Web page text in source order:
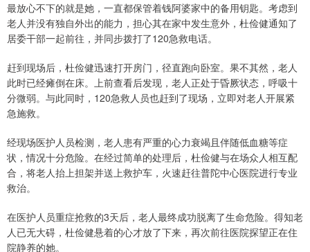
最放心不下的就是她，一直都保管着钱阿婆家中的备用钥匙。考虑到
老人并没有独自外出的能力，担心其在家中发生意外，杜俭健通知了
居委干部一起前往，并同步拨打了120急救电话。
赶到现场后，杜俭健迅速打开房门，径直跑向卧室。果不其然，老人
此时已经瘫倒在床。上前查看后发现，老人正处于昏厥状态，呼吸十
分微弱。与此同时，120急救人员也赶到了现场，立即对老人开展紧
急施救。
经现场医护人员检测，老人患有严重的心力衰竭且伴随低血糖等症
状，情况十分危险。在经过简单的处理后，杜俭健与在场众人相互配
合，将老人抬上担架并送上救护车，火速赶往普陀中心医院进行专业
救治。
在医护人员重症抢救的3天后，老人最终成功脱离了生命危险。得知老
人已无大碍，杜俭健悬着的心才放了下来，再次前往医院探望正在住
院静养的她。